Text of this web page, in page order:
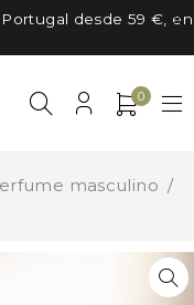
desde 59 €, en
0
masculino /